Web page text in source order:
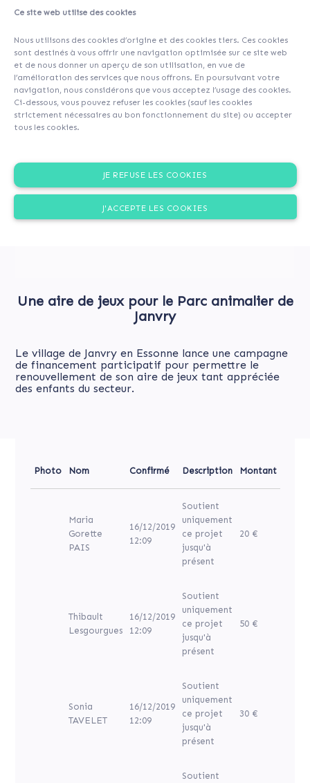
Ce site web utilise des cookies
Nous utilisons des cookies d’origine et des cookies tiers. Ces cookies
sont destinés à vous offrir une navigation optimisée sur ce site web
et de nous donner un aperçu de son utilisation, en vue de
l’amélioration des services que nous offrons. En poursuivant votre
navigation, nous considérons que vous acceptez l’usage des cookies.
Ci-dessous, vous pouvez refuser les cookies (sauf les cookies
strictement nécessaires au bon fonctionnement du site) ou accepter
tous les cookies.
JE REFUSE LES COOKIES
J'ACCEPTE LES COOKIES
Une aire de jeux pour le Parc animalier de
Janvry
Le village de Janvry en Essonne lance une campagne
de financement participatif pour permettre le
renouvellement de son aire de jeux tant appréciée
des enfants du secteur.
Photo Nom Confirmé Description Montant
Maria
Gorette
PAIS
16/12/2019
12:09
Soutient
uniquement
ce projet
jusqu'à
présent
20 €
Thibault
Lesgourgues
16/12/2019
12:09
Soutient
uniquement
ce projet
jusqu'à
présent
50 €
Sonia
TAVELET
16/12/2019
12:09
Soutient
uniquement
ce projet
jusqu'à
présent
30 €
Soutient